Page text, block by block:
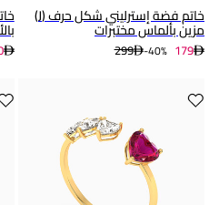
خاتم فضة إسترليني شكل حرف (J)
مزين بألماس مختبرات
299 40%- 179